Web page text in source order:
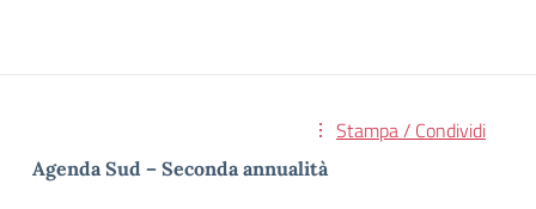
Stampa / Condividi
Agenda Sud – Seconda annualità